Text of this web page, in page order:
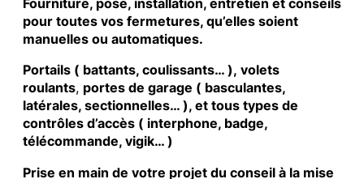
pour toutes vos fermetures, qu’elles soient
manuelles ou automatiques.
Portails ( battants, coulissants… ), volets
roulants, portes de garage ( basculantes,
latérales, sectionnelles… ), et tous types de
contrôles d’accès ( interphone, badge,
télécommande, vigik… )
Prise en main de votre projet du conseil à la mise